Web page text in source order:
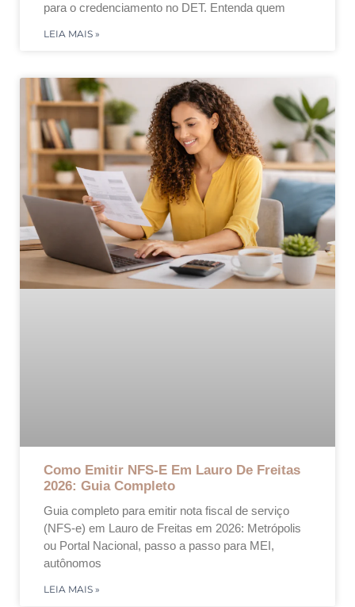
para o credenciamento no DET. Entenda quem
LEIA MAIS »
Como Emitir NFS-E Em Lauro De Freitas
2026: Guia Completo
Guia completo para emitir nota fiscal de serviço
(NFS-e) em Lauro de Freitas em 2026: Metrópolis
ou Portal Nacional, passo a passo para MEI,
autônomos
LEIA MAIS »